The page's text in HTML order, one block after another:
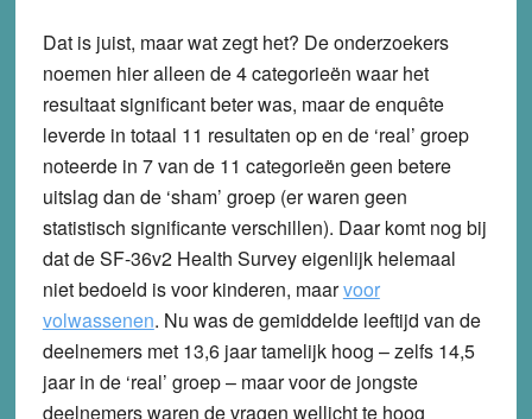
Dat is juist, maar wat zegt het? De onderzoekers
noemen hier alleen de 4 categorieën waar het
resultaat significant beter was, maar de enquête
leverde in totaal 11 resultaten op en de ‘real’ groep
noteerde in 7 van de 11 categorieën geen betere
uitslag dan de ‘sham’ groep (er waren geen
statistisch significante verschillen). Daar komt nog bij
dat de SF-36v2 Health Survey eigenlijk helemaal
niet bedoeld is voor kinderen, maarvoor
volwassenen. Nu was de gemiddelde leeftijd van de
deelnemers met 13,6 jaar tamelijk hoog – zelfs 14,5
jaar in de ‘real’ groep – maar voor de jongste
deelnemers waren de vragen wellicht te hoog